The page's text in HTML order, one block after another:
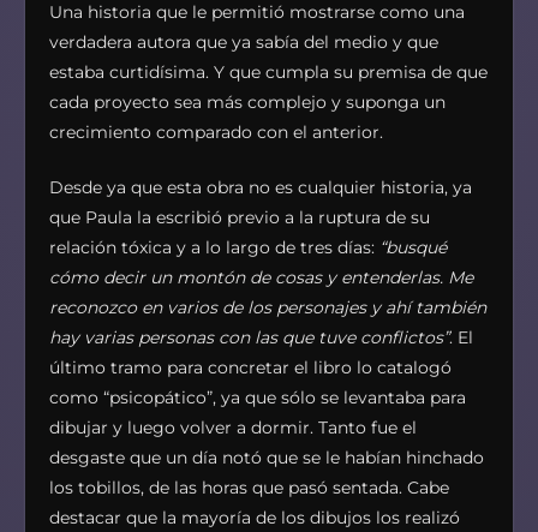
Una historia que le permitió mostrarse como una
verdadera autora que ya sabía del medio y que
estaba curtidísima. Y que cumpla su premisa de que
cada proyecto sea más complejo y suponga un
crecimiento comparado con el anterior.
Desde ya que esta obra no es cualquier historia, ya
que Paula la escribió previo a la ruptura de su
relación tóxica y a lo largo de tres días: “busqué
cómo decir un montón de cosas y entenderlas. Me
reconozco en varios de los personajes y ahí también
hay varias personas con las que tuve conflictos”. El
último tramo para concretar el libro lo catalogó
como “psicopático”, ya que sólo se levantaba para
dibujar y luego volver a dormir. Tanto fue el
desgaste que un día notó que se le habían hinchado
los tobillos, de las horas que pasó sentada. Cabe
destacar que la mayoría de los dibujos los realizó